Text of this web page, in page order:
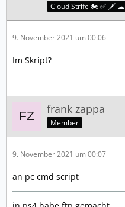
Cloud Strife 🏍️ ✅ 🗡️ ☁
9. November 2021 um 00:06
Im Skript?
frank zappa
Member
9. November 2021 um 00:07
an pc cmd script